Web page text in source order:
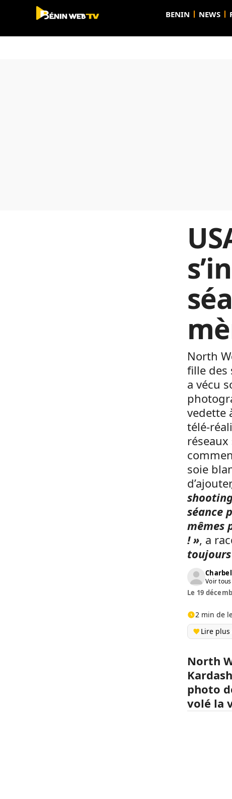
BENIN NEWS
North
fille des
a vécu
vedette
télé-
soie
séance
mêmes
! », a
Voir
Le 19
2 min de
Lire
North
photo
volé la